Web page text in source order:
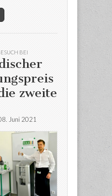
BEI
zweite
Juni 2021